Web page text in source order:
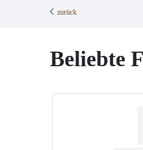
zurück
Beliebte